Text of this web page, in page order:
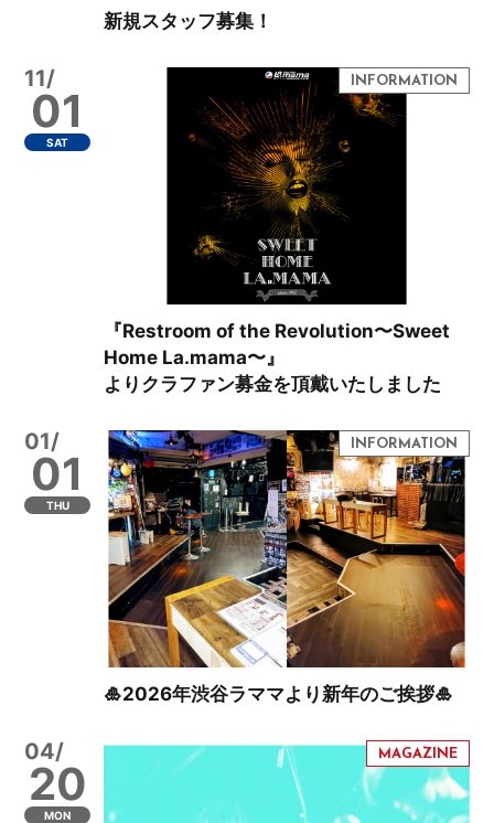
新規スタッフ募集！
11/
01
SAT
『Restroom of the Revolution〜Sweet
Home La.mama〜』
よりクラファン募金を頂戴いたしました
01/
01
THU
🎍2026年渋谷ラママより新年のご挨拶🎍
04/
20
MON